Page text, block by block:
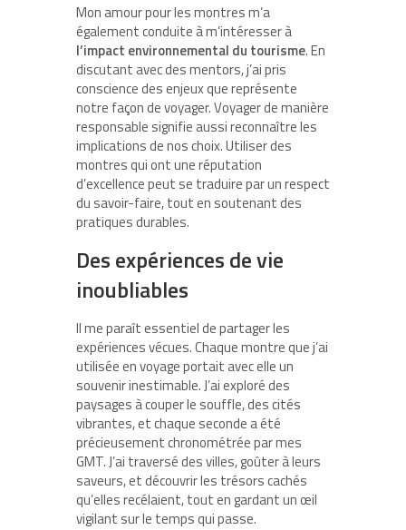
Mon amour pour les montres m’a
également conduite à m’intéresser à
l’impact environnemental du tourisme. En
discutant avec des mentors, j’ai pris
conscience des enjeux que représente
notre façon de voyager. Voyager de manière
responsable signifie aussi reconnaître les
implications de nos choix. Utiliser des
montres qui ont une réputation
d’excellence peut se traduire par un respect
du savoir-faire, tout en soutenant des
pratiques durables.
Des expériences de vie
inoubliables
Il me paraît essentiel de partager les
expériences vécues. Chaque montre que j’ai
utilisée en voyage portait avec elle un
souvenir inestimable. J’ai exploré des
paysages à couper le souffle, des cités
vibrantes, et chaque seconde a été
précieusement chronométrée par mes
GMT. J’ai traversé des villes, goûter à leurs
saveurs, et découvrir les trésors cachés
qu’elles recélaient, tout en gardant un œil
vigilant sur le temps qui passe.